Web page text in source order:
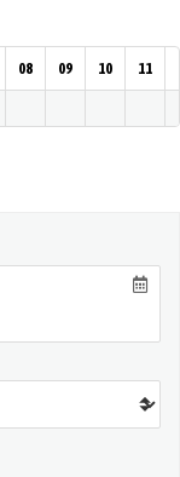
08 09 10 11